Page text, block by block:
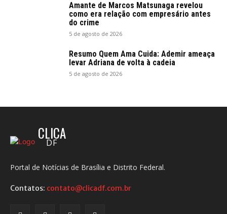
Amante de Marcos Matsunaga revelou
como era relação com empresário antes
do crime
5 de agosto de 2026
Resumo Quem Ama Cuida: Ademir ameaça
levar Adriana de volta à cadeia
5 de agosto de 2026
CLICA
DF
Portal de Notícias de Brasília e Distrito Federal.
Contatos: contato@clicadf.com.br